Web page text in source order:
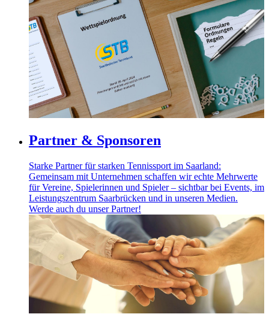
Partner & Sponsoren
Starke Partner für starken Tennissport im Saarland:
Gemeinsam mit Unternehmen schaffen wir echte Mehrwerte
für Vereine, Spielerinnen und Spieler – sichtbar bei Events, im
Leistungszentrum Saarbrücken und in unseren Medien.
Werde auch du unser Partner!